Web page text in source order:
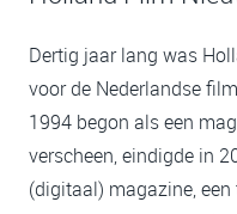
Dertig jaar lang was
voor de Nederlandse
1994 begon als een
verscheen, eindigde in
(digitaal) magazine,